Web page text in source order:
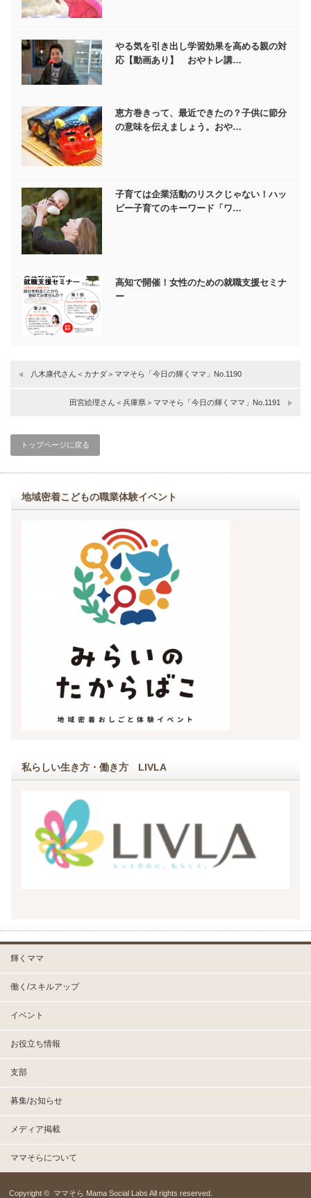
やる気を引き出し学習効果を高める親の対
応【動画あり】 おやトレ講…
恵方巻きって、最近できたの？子供に節分
の意味を伝えましょう。おや…
子育ては企業活動のリスクじゃない！ハッ
ピー子育てのキーワード「ワ…
高知で開催！女性のための就職支援セミナ
ー
八木康代さん＜カナダ＞ママそら「今日の輝くママ」No.1190
田宮絵理さん＜兵庫県＞ママそら「今日の輝くママ」No.1191
トップページに戻る
地域密着こどもの職業体験イベント
私らしい生き方・働き方 LIVLA
輝くママ
働く/スキルアップ
イベント
お役立ち情報
支部
募集/お知らせ
メディア掲載
ママそらについて
Copyright © ママそら Mama Social Labs All rights reserved.